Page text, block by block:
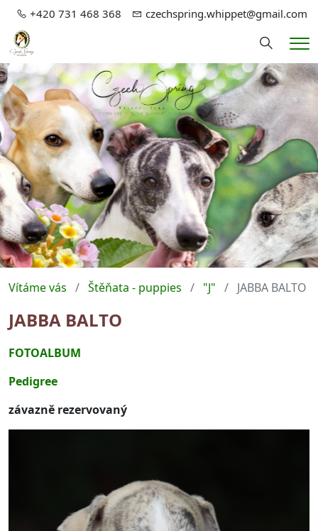
+420 731 468 368 czechspring.whippet@gmail.com
Hledání
Vítáme vás Štěňata - puppies "J" JABBA BALTO
JABBA BALTO
FOTOALBUM
Pedigree
závazně rezervovaný